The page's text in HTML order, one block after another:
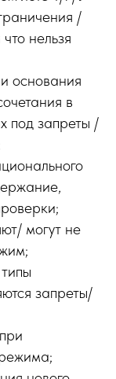
/
нельзя
основания
в
под запреты /
могут не
запреты/